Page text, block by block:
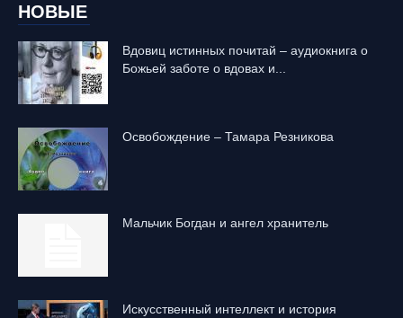
НОВЫЕ
Вдовиц истинных почитай – аудиокнига о
Божьей заботе о вдовах и...
Освобождение – Тамара Резникова
Mальчик Богдан и ангел хранитель
Искусственный интеллект и история